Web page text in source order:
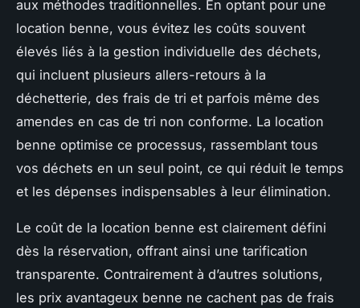
aux méthodes traditionnelles. En optant pour une
location benne, vous évitez les coûts souvent
élevés liés à la gestion individuelle des déchets,
qui incluent plusieurs allers-retours à la
déchetterie, des frais de tri et parfois même des
amendes en cas de tri non conforme. La location
benne optimise ce processus, rassemblant tous
vos déchets en un seul point, ce qui réduit le temps
et les dépenses indispensables à leur élimination.
Le coût de la location benne est clairement défini
dès la réservation, offrant ainsi une tarification
transparente. Contrairement à d’autres solutions,
les prix avantageux benne ne cachent pas de frais